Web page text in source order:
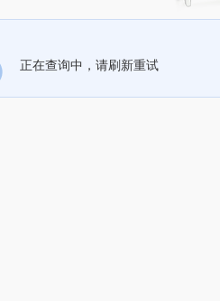
正在查询中，请刷新重试